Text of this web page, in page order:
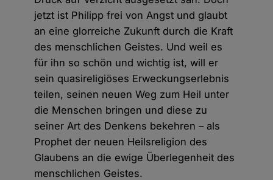
jetzt ist Philipp frei von Angst und glaubt
an eine glorreiche Zukunft durch die Kraft
des menschlichen Geistes. Und weil es
für ihn so schön und wichtig ist, will er
sein quasireligiöses Erweckungserlebnis
teilen, seinen neuen Weg zum Heil unter
die Menschen bringen und diese zu
seiner Art des Denkens bekehren – als
Prophet der neuen Heilsreligion des
Glaubens an die ewige Überlegenheit des
menschlichen Geistes.